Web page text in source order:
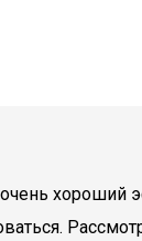
хороший